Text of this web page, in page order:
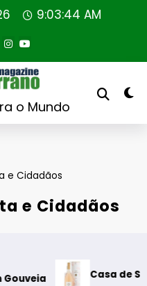
9:03:44 AM
o Mundo
e Cidadãos
e Cidadãos
Casa de Santar